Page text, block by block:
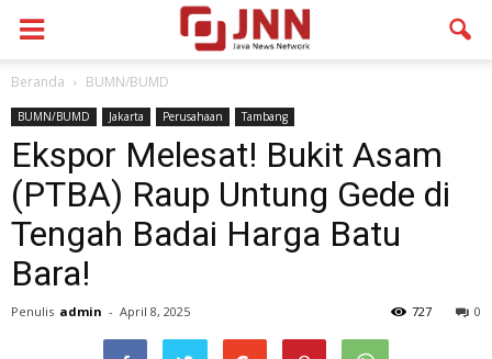
Beranda BUMN/BUMD
BUMN/BUMD Jakarta Perusahaan Tambang
Ekspor Melesat! Bukit Asam
(PTBA) Raup Untung Gede di
Tengah Badai Harga Batu
Bara!
Penulis admin - April 8, 2025 0
727